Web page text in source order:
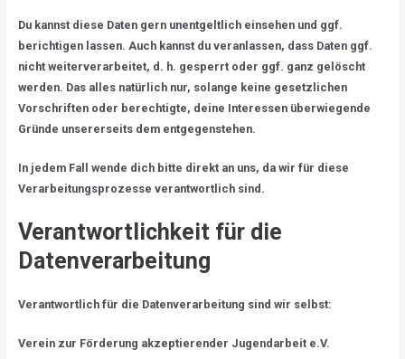
Du kannst diese Daten gern unentgeltlich einsehen und ggf.
berichtigen lassen. Auch kannst du veranlassen, dass Daten ggf.
nicht weiterverarbeitet, d. h. gesperrt oder ggf. ganz gelöscht
werden. Das alles natürlich nur, solange keine gesetzlichen
Vorschriften oder berechtigte, deine Interessen überwiegende
Gründe unsererseits dem entgegenstehen.
In jedem Fall wende dich bitte direkt an uns, da wir für diese
Verarbeitungsprozesse verantwortlich sind.
Verantwortlichkeit für die
Datenverarbeitung
Verantwortlich für die Datenverarbeitung sind wir selbst:
Verein zur Förderung akzeptierender Jugendarbeit e.V.